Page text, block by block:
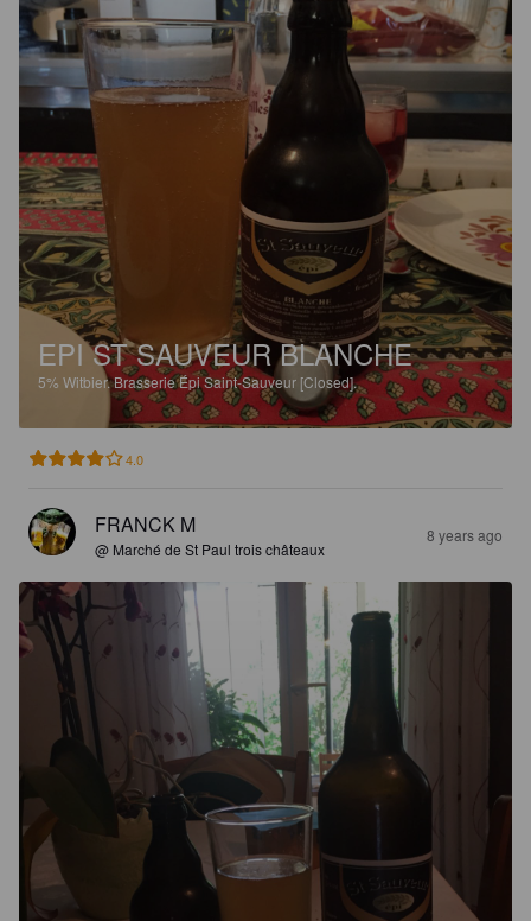
EPI ST SAUVEUR BLANCHE
5% Witbier.Brasserie Épi Saint-Sauveur [Closed].
4.0
FRANCK M
@ Marché de St Paul trois châteaux
8 years ago